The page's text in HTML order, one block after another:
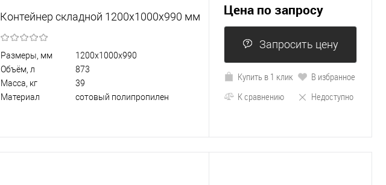
Контейнер складной 1200х1000х990 мм
Размеры, мм
1200х1000х990
Объём, л
873
Масса, кг
39
Материал
сотовый полипропилен
Цена по запросу
Запросить цену
Купить в 1 клик
В избранное
К сравнению
Недоступно